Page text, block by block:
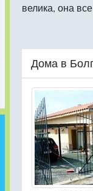
велика, она
Дома в